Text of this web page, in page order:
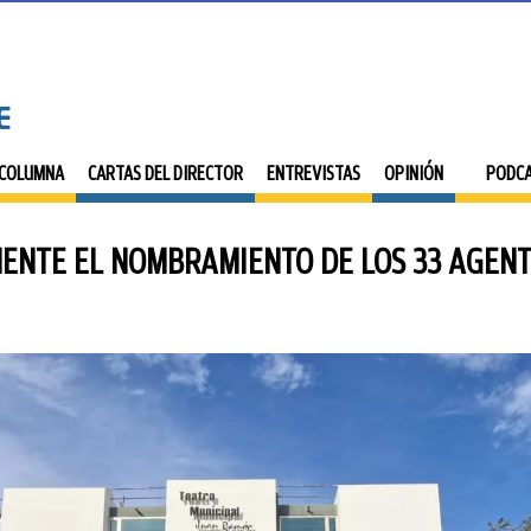
CARTAS DEL DIRECTOR ENTREVISTAS OPINIÓN
EL NOMBRAMIENTO DE LOS 33